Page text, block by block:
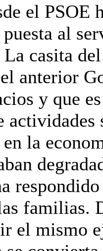
el PSOE
al
casita
anterior
y que
actividades
la
familias.
el mismo